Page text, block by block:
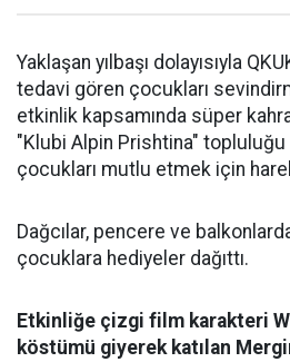
Yaklaşan yılbaşı dolayısıyla
tedavi gören çocukları
etkinlik kapsamında süper
"Klubi Alpin Prishtina" topluluğu
çocukları mutlu etmek için
Dağcılar, pencere ve
çocuklara hediyeler dağıttı.
Etkinliğe çizgi film karakteri
köstümü giyerek katılan